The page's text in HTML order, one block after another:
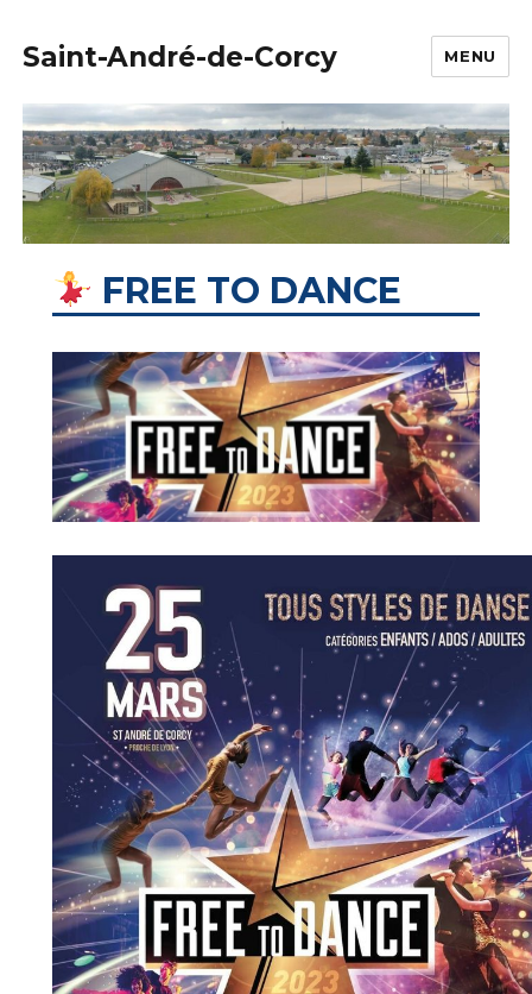
Saint-André-de-Corcy MENU
FREE TO DANCE